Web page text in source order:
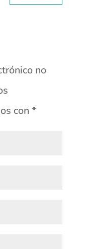
no
con *